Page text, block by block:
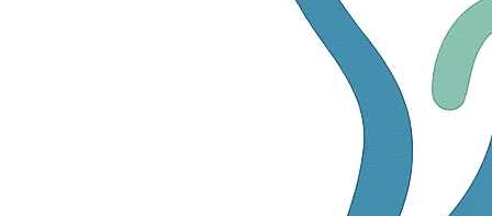
(‘Klant’).Deze Algemene Voorwaarden (‘Voorwaarden’)
zijn van toepassing op elke bestelling die geplaatst
wordt door een bezoeker van deze e-commerce website
(‘Klant’). Bij het plaatsen van een bestelling via de
webwinkel van Sara.be moet de Klant deze Voorwaarden
uitdrukkelijk aanvaarden, waarmee hij instemt met de
toepasselijkheid van deze Voorwaarden, met uitsluiting
van alle andere voorwaarden. Bijkomende voorwaarden